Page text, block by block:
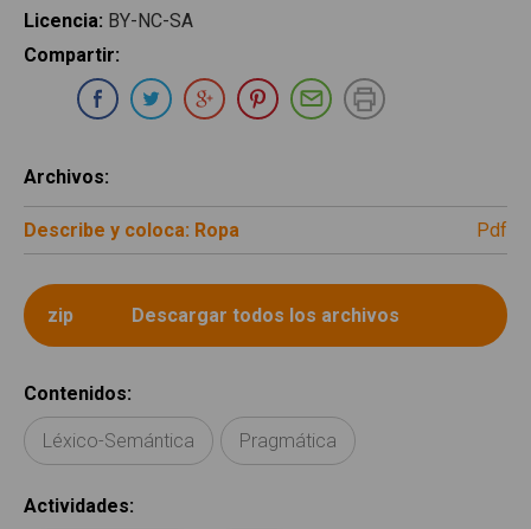
Licencia: BY-NC-SA
Compartir:
Compartir en Whatsapp
Compartir en Facebook
Compartir en Twitter
Compartir en Google Plus
Compartir en Pinterest
Compartir por E-
Archivos:
Describe y coloca: Ropa pdf
Contenidos:
Léxico-Semántica Pragmática
Actividades: